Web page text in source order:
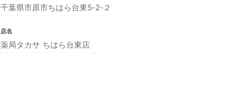
千葉県市原市ちはら台東5‐2‐２
店名
薬局タカサ ちはら台東店